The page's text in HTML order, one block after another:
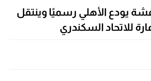
يودع الأهلي رسميًا وينتقل
للاتحاد السكندري